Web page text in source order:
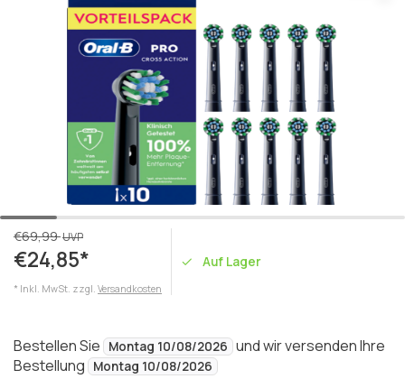
€69,99UVP
€24,85*
* Inkl. MwSt. zzgl. Versandkosten
Auf Lager
Bestellen Sie Montag 10/08/2026 und wir versenden Ihre
Bestellung
Montag 10/08/2026